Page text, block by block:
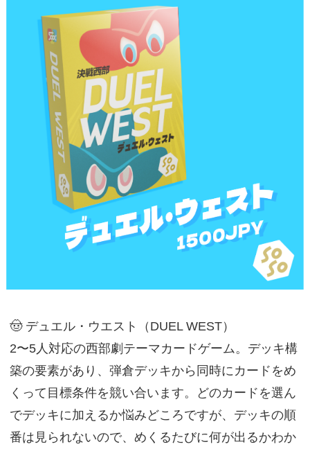
🤠 デュエル・ウエスト（DUEL WEST）
2〜5人対応の西部劇テーマカードゲーム。デッキ構
築の要素があり、弾倉デッキから同時にカードをめ
くって目標条件を競い合います。どのカードを選ん
でデッキに加えるか悩みどころですが、デッキの順
番は見られないので、めくるたびに何が出るかわか